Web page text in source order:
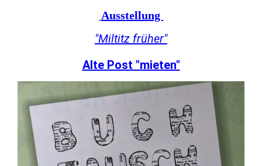
Ausstellung
"Miltitz früher"
Alte Post "mieten"